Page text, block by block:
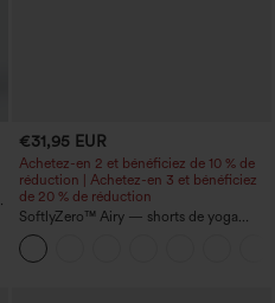
€31,95 EUR
Achetez-en 2 et bénéficiez de 10 % de
réduction | Achetez-en 3 et bénéficiez
de 20 % de réduction
SoftlyZero™ Airy — shorts de yoga
super taille haute 2-en-1 InstantCool
avec poches